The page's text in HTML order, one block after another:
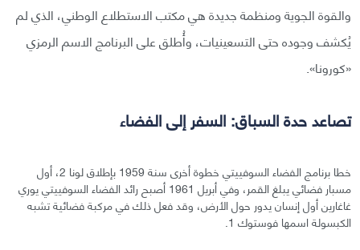
والقوة الجوية ومنظمة جديدة هي مكتب الاستطلاع الوطني، الذي لم
يُكشف وجوده حتى التسعينيات، وأُطلق على البرنامج الاسم الرمزي
«كورونا».
تصاعد حدة السباق: السفر إلى الفضاء
خطا برنامج الفضاء السوفييتي خطوة أخرى سنة 1959 بإطلاق لونا 2، أول
مسبار فضائي يبلغ القمر، وفي أبريل 1961 أصبح رائد الفضاء السوفييتي يوري
غاغارين أول إنسان يدور حول الأرض، وقد فعل ذلك في مركبة فضائية تشبه
الكبسولة اسمها فوستوك 1.